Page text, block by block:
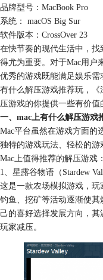
品牌型号：MacBook Pro
系统： macOS Big Sur
软件版本：CrossOver 23
在快节奏的现代生活中，
得尤为重要。对于Mac用户
优秀的游戏既能满足娱乐需
有什么解压游戏推荐玩，
压游戏的你提供一些有价值
一、mac上有什么解压游戏
Mac平台虽然在游戏方面的
独特的游戏玩法、轻松的
Mac上值得推荐的解压游戏：
1、星露谷物语（Stardew
这是一款农场模拟游戏，玩
钓鱼、挖矿等活动逐渐使
己的喜好选择发展方向，
玩家减压。